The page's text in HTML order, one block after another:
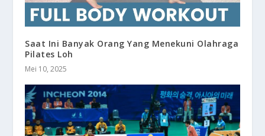
Saat Ini Banyak Orang Yang Menekuni Olahraga
Pilates Loh
Mei 10, 2025